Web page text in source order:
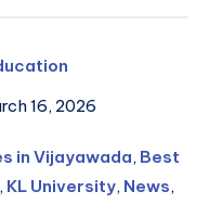
16, 2026
in Vijayawada, Best
, KL University, News,